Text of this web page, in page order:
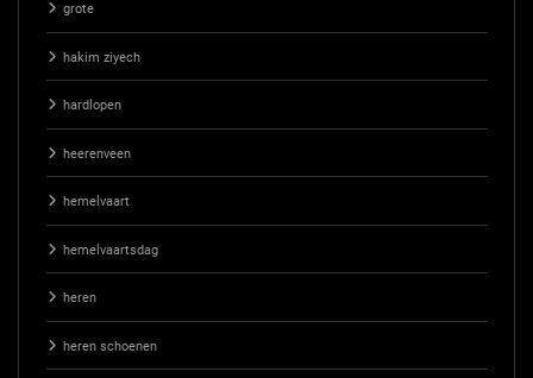
grote
hakim ziyech
hardlopen
heerenveen
hemelvaart
hemelvaartsdag
heren
heren schoenen